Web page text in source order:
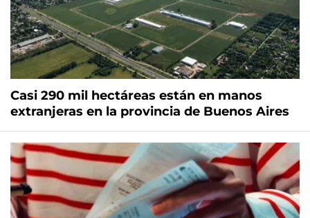
Casi 290 mil hectáreas están en manos
extranjeras en la provincia de Buenos Aires